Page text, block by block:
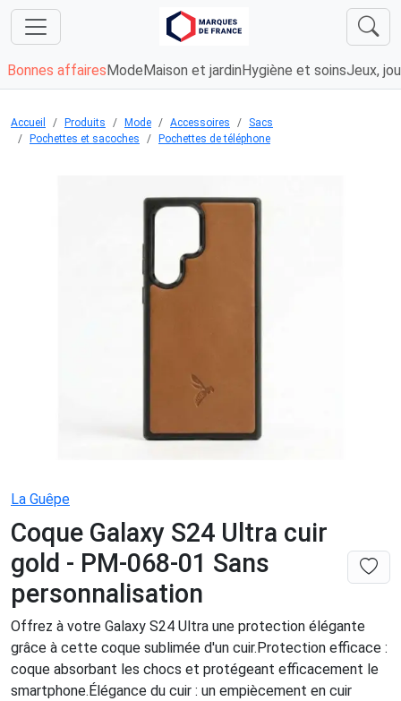
Bonnes affaires Mode Maison et jardin Hygiène et soinsJeux,
Accueil Produits Mode Accessoires
Sacs
Pochettes et sacoches
Pochettes de téléphone
La Guêpe
Coque Galaxy S24 Ultra cuir
gold - PM-068-01 Sans
personnalisation
Offrez à votre Galaxy S24 Ultra une protection élégante
grâce à cette coque sublimée d'un cuir.Protection efficace :
coque absorbant les chocs et protégeant efficacement le
smartphone.Élégance du cuir : un empiècement en cuir